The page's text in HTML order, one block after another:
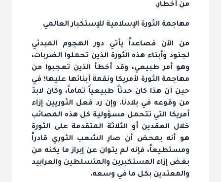
من أخطار.
مهاجمة الثورة الإسلامية للإستكبار العالمي
من الآن فصاعداً يأتي دور الهجوم المبدئي
لجنود وأبناء هذه الثورة الذين تحملوا الضربات،
وهو أمر طبيعي، وقد أخطأ الذين تعجبوا من
مهاجمة الثورة لأمريكا ونقمة أبنائها عليها؛ في
حين أن هذا كان حدثاً طبيعياً تماماً، وكان لابدّ
من وقوعه في بلادنا. وإن رد فعل الثوريين إزاء
أمريكا التي تتحمل مسؤولية كل هذه المصائب
خلال العقدين أو الثلاثة المتقدمة على الثورة
هو أنه بمحض أن صار الشعب الثوري قادراً
ومستطيعاً، فإنه لم يتوان عن إبراز ما يكنه من
بغض إزاء المستكبرين والمتسلطين والعرابيد
والمعتدين بكل ما في وسعه.